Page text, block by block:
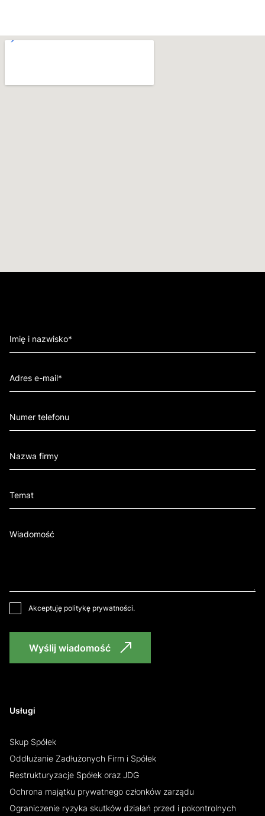
Usługi
Skup Spółek
Oddłużanie Zadłużonych Firm i Spółek
Restrukturyzacje Spółek oraz JDG
Ochrona majątku prywatnego członków zarządu
Ograniczenie ryzyka skutków działań przed i pokontrolnych
Akceptuję politykę prywatności.
Wyślij wiadomość